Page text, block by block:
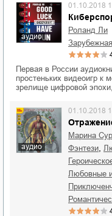
аудио
01.10.2018
Роланд Ли
Первая в России
простеньких видеоигр к
зрелище цифровой
аудио
01.10.2018
Марина
фэнтези
любовные